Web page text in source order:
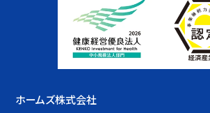
ホームズ株式会社